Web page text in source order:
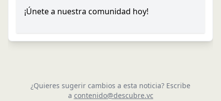
¡Únete a nuestra comunidad hoy!
¿Quieres sugerir cambios a esta noticia? Escribe
a contenido@descubre.vc